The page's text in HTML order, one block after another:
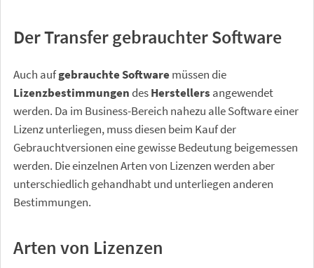
Der Transfer gebrauchter Software
Auch aufgebrauchte Softwaremüssen die
LizenzbestimmungendesHerstellers angewendet
werden. Da im Business-Bereich nahezu alle Software einer
Lizenz unterliegen, muss diesen beim Kauf der
Gebrauchtversionen eine gewisse Bedeutung beigemessen
werden. Die einzelnen Arten von Lizenzen werden aber
unterschiedlich gehandhabt und unterliegen anderen
Bestimmungen.
Arten von Lizenzen